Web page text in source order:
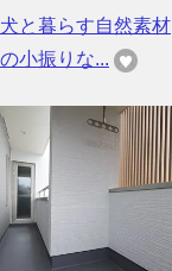
犬と暮らす自然素材
の小振りな...